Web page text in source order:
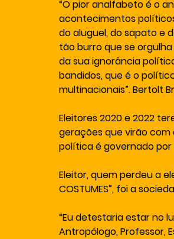
“O pior analfabeto é o
acontecimentos
do aluguel, do sapato e
tão burro que se
da sua ignorância
bandidos, que é o
multinacionais”. Bertolt
Eleitores 2020 e 2022
gerações que virão
política é governado
Eleitor, quem perdeu a
COSTUMES”, foi a
“Eu detestaria estar no
Antropólogo, Professor,